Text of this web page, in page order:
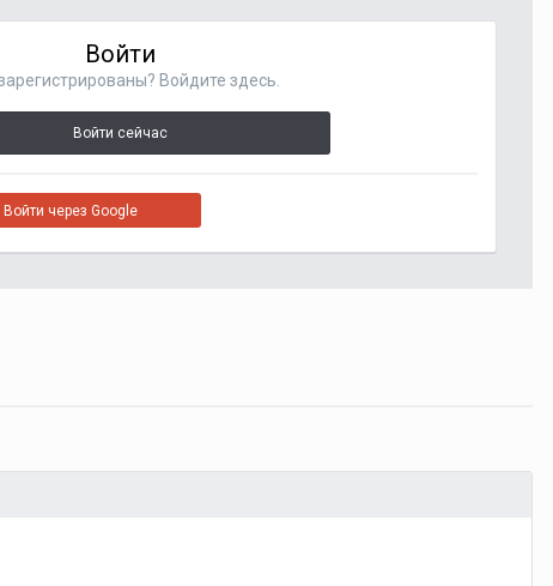
Войти
Войдите здесь.
Войти сейчас
Войти через Google